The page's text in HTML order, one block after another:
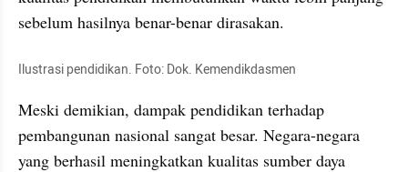
sebelum hasilnya benar-benar dirasakan.
Ilustrasi pendidikan. Foto: Dok. Kemendikdasmen
Meski demikian, dampak pendidikan terhadap
pembangunan nasional sangat besar. Negara-negara
yang berhasil meningkatkan kualitas sumber daya